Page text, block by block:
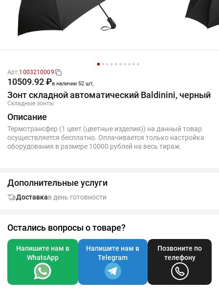
Арт.1003210009
10509.92 ₽в наличии 52 шт,
Зонт складной автоматический Baldinini, черный
Складные зонты
Описание
Термотрансфер (1 цвет (цветные изделия)) на данный товар
осуществляется бесплатно. Оплачивается только настройка
оборудования в размере 10000 рублей на весь тираж.
Дополнительные услуги
Доставкав день готовности
Остались вопросы о товаре?
Напишите нам в
WhatsApp
Напишите нам в
Telegram
Позвоните по
телефону